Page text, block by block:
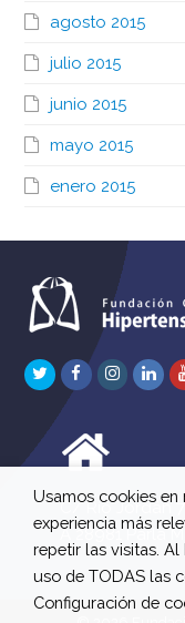
agosto 2015
julio 2015
junio 2015
mayo 2015
enero 2015
TwitterFacebook
C/ Río Jordán
A 28981 Parla
Usamos cookies
experiencia más
repetir las visitas.
uso de TODAS las
Configuración de